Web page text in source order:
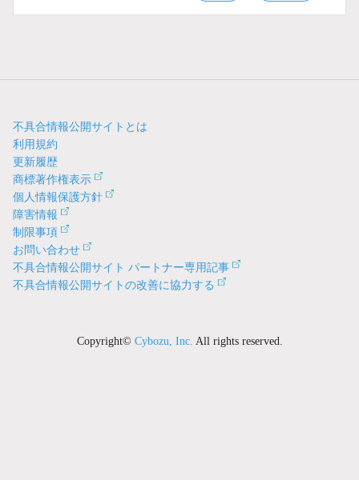
不具合情報公開サイトとは
利用規約
更新履歴
商標著作権表示
個人情報保護方針
障害情報
制限事項
お問い合わせ
不具合情報公開サイト パートナー専用記事
不具合情報公開サイトの改善に協力する
Copyright© Cybozu, Inc. All rights reserved.